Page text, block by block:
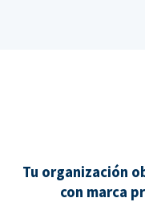
Tu organización
con marca